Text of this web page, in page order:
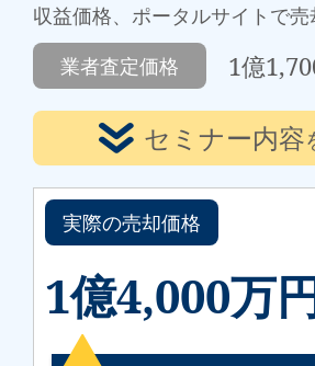
収益価格、ポータルサイトで
業者査定価格
1億
セミナー内容
実際の売却価格
1億4,000万